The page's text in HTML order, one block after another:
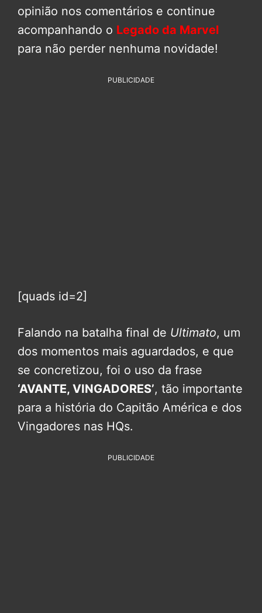
opinião nos comentários e continue
acompanhando o Legado da Marvel
para não perder nenhuma novidade!
PUBLICIDADE
[quads id=2]
Falando na batalha final de Ultimato, um
dos momentos mais aguardados, e que
se concretizou, foi o uso da frase
‘AVANTE, VINGADORES’, tão importante
para a história do Capitão América e dos
Vingadores nas HQs.
PUBLICIDADE